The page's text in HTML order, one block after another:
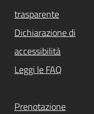
trasparente
Dichiarazione di
accessibilità
Leggi le FAQ
Prenotazione